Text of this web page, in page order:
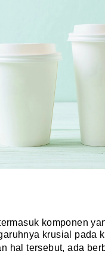
komponen
krusial pada
hal tersebut, ada